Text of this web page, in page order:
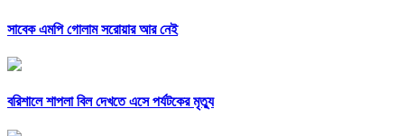
সাবেক এমপি গোলাম সরোয়ার আর নেই
বরিশালে শাপলা বিল দেখতে এসে পর্যটকের মৃত্যু